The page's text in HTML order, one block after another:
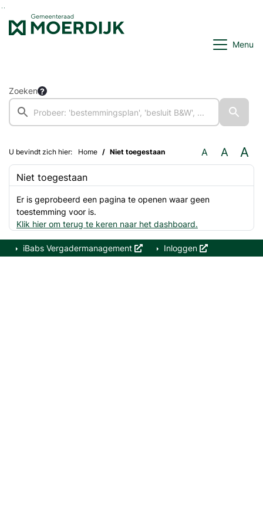
Ga naar de inhoud van deze pagina
Ga naar het zoeken
Ga naar het menu
Menu
Zoeken
U bevindt zich hier: Home Niet toegestaan A A A
Niet toegestaan
Er is geprobeerd een pagina te openen waar geen
toestemming voor is.
Klik hier om terug te keren naar het dashboard.
iBabs Vergadermanagement Inloggen